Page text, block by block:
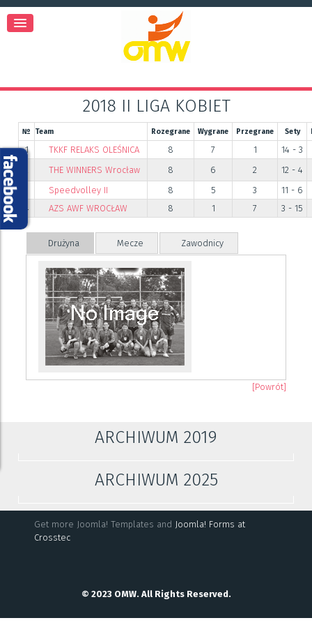
2018 II LIGA KOBIET
№ Team Rozegrane Wygrane Przegrane Sety
1 TKKF RELAKS OLEŚNICA 8 7 1
14 - 3
THE WINNERS Wrocław 8 6 2
12 - 4
Speedvolley II 8 5 3
11 - 6
4
AZS AWF WROCŁAW 8 1 7 3 - 15
Drużyna Mecze Zawodnicy
[Powrót]
ARCHIWUM 2019
ARCHIWUM 2025
Get more Joomla! Templates and Joomla! Forms at
Crosstec
© 2023 OMW. All Rights Reserved.